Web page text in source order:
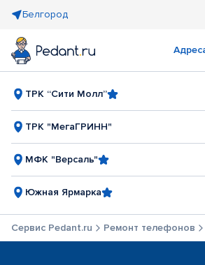
Белгород
ТРК “Сити Молл”
ТРК "МегаГРИНН"
МФК "Версаль"
Южная Ярмарка
Сервис Pedant.ru Ремонт телефонов